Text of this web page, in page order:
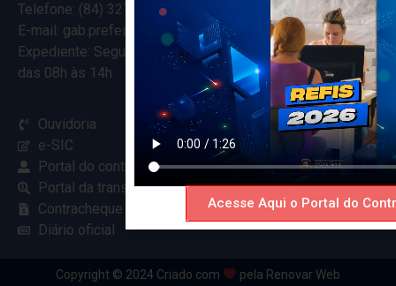
Telefone: (84) 3274-5916
E-mail: gab.prefeitocearamirim@gmail.com
Expediente: Segunda à Sexta
das 08h às 14h
Ouvidoria
e-SIC
Portal do contribuinte
Portal da transparência
Contracheque online
Diário oficial
Copyright © 2024 Criado com pela Renovar Web
Acesse Aqui o Portal do